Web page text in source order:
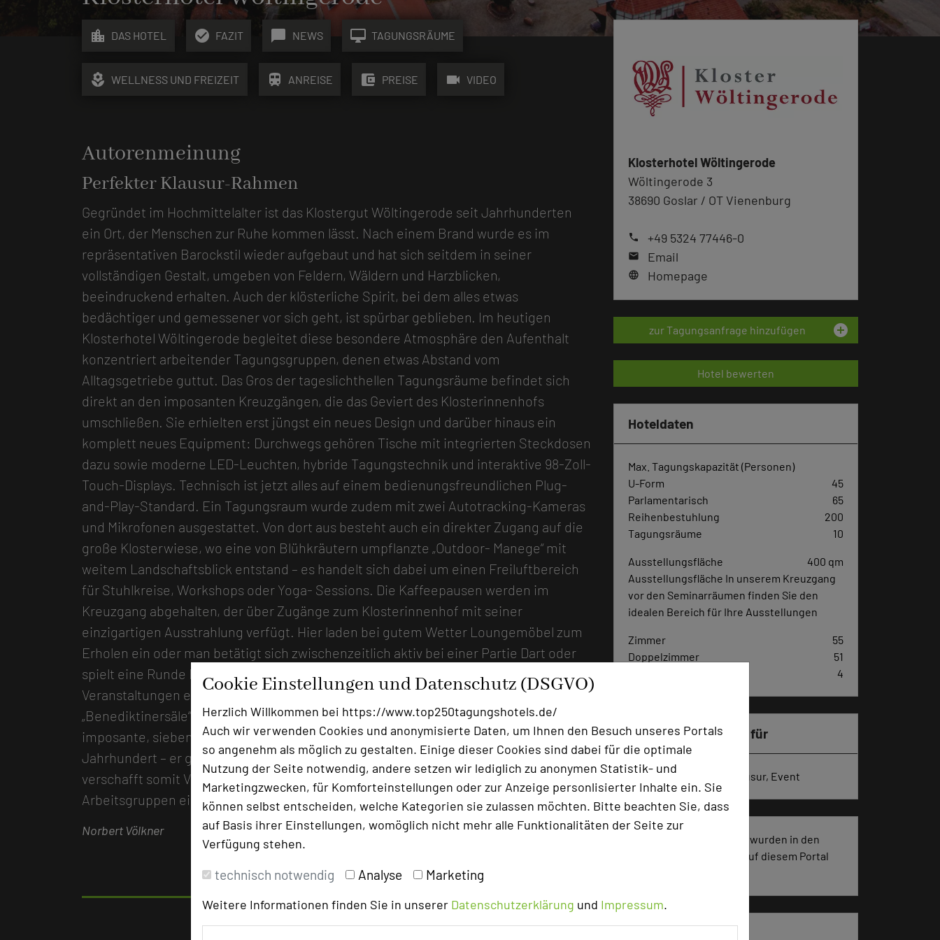
Cookie Einstellungen und Datenschutz (DSGVO)
Herzlich Willkommen bei https://www.top250tagungshotels.de/
Auch wir verwenden Cookies und anonymisierte Daten, um Ihnen den Besuch unseres Portals
so angenehm als möglich zu gestalten. Einige dieser Cookies sind dabei für die optimale
Nutzung der Seite notwendig, andere setzen wir lediglich zu anonymen Statistik- und
Marketingzwecken, für Komforteinstellungen oder zur Anzeige personlisierter Inhalte ein. Sie
können selbst entscheiden, welche Kategorien sie zulassen möchten. Bitte beachten Sie, dass
auf Basis ihrer Einstellungen, womöglich nicht mehr alle Funktionalitäten der Seite zur
Verfügung stehen.
technisch notwendig Analyse Marketing
Weitere Informationen finden Sie in unserer Datenschutzerklärung und Impressum.
location_city DAS HOTEL check_circle FAZIT chat_bubble NEWS desktop_mac TAGUNGSRÄUME
local_florist WELLNESS UND FREIZEIT train ANREISE account_balance_wallet PREISE videocam VIDEO
Autorenmeinung
Perfekter Klausur-Rahmen
Gegründet im Hochmittelalter ist das Klostergut Wöltingerode seit Jahrhunderten
ein Ort, der Menschen zur Ruhe kommen lässt. Nach einem Brand wurde es im
repräsentativen Barockstil wieder aufgebaut und hat sich seitdem in seiner
vollständigen Gestalt, umgeben von Feldern, Wäldern und Harzblicken,
beeindruckend erhalten. Auch der klösterliche Spirit, bei dem alles etwas
bedächtiger und gemessener vor sich geht, ist spürbar geblieben. Im heutigen
Klosterhotel Wöltingerode begleitet diese besondere Atmosphäre den Aufenthalt
konzentriert arbeitender Tagungsgruppen, denen etwas Abstand vom
Alltagsgetriebe guttut. Das Gros der tageslichthellen Tagungsräume befindet sich
direkt an den imposanten Kreuzgängen, die das Geviert des Klosterinnenhofs
umschließen. Sie erhielten erst jüngst ein neues Design und darüber hinaus ein
komplett neues Equipment: Durchwegs gehören Tische mit integrierten Steckdosen
dazu sowie moderne LED-Leuchten, hybride Tagungstechnik und interaktive 98-Zoll-
Touch-Displays. Technisch ist jetzt alles auf einem bedienungsfreundlichen Plug-
and-Play-Standard. Ein Tagungsraum wurde zudem mit zwei Autotracking-Kameras
und Mikrofonen ausgestattet. Von dort aus besteht auch ein direkter Zugang auf die
große Klosterwiese, wo eine von Blühkräutern umpflanzte „Outdoor- Manege“ mit
weitem Landschaftsblick entstand – es handelt sich dabei um einen Freiluftbereich
für Stuhlkreise, Workshops oder Yoga- Sessions. Die Kaffeepausen werden im
Kreuzgang abgehalten, der über Zugänge zum Klosterinnenhof mit seiner
einzigartigen Ausstrahlung verfügt. Hier laden bei gutem Wetter Loungemöbel zum
Erholen ein oder man betätigt sich zwischenzeitlich aktiv bei einer Partie Dart oder
spielt eine Runde Frisbee. Zusätzlichen Meeting- und Besprechungsraum, der in die
Veranstaltungen eingebunden werden kann, halten die stilvoll möblierten
„Benediktinersäle“ bereit. Und dann wäre da noch die „Nonnenempore“: Dieser
imposante, sieben Meter hohe Gewölbesaal (230 m²) stammt noch aus dem 14.
Jahrhundert – er gewährt Einblicke in den Innenraum der Klosterkirche und
verschafft somit Vorträgen und Konferenzen, aber auch parallel laufenden
Arbeitsgruppen ein historisch eindrückliches Ambiente.
Norbert Völkner
Klosterhotel Wöltingerode
Wöltingerode 3
38690 Goslar / OT Vienenburg
phone +49 5324 77446-0
mail Email
language Homepage
zur Tagungsanfrage hinzufügen add_circle
Hotel bewerten
Hoteldaten
Max. Tagungskapazität (Personen)
U-Form
45
Parlamentarisch
65
Reihenbestuhlung
200
Tagungsräume
10
Ausstellungsfläche
400 qm
Ausstellungsfläche In unserem Kreuzgang
vor den Seminarräumen finden Sie den
idealen Bereich für Ihre Ausstellungen
Zimmer
55
Doppelzimmer
51
4
Besonders geeignet für
Seminar, Konferenz, Klausur, Event
491 Seiten dieses Hotels wurden in den
vergangenen 30 Tagen auf diesem Portal